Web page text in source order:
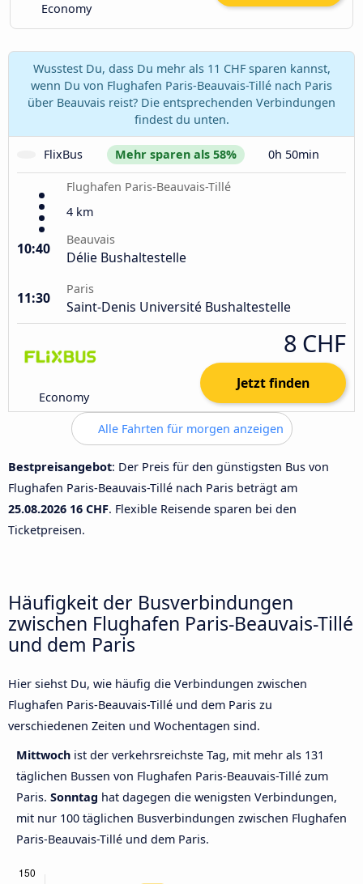
Economy
Wusstest Du, dass Du mehr als 11 CHF sparen kannst,
wenn Du von Flughafen Paris-Beauvais-Tillé nach Paris
über Beauvais reist? Die entsprechenden Verbindungen
findest du unten.
FlixBus Mehr sparen als 58% 0h 50min
Flughafen Paris-Beauvais-Tillé
4 km
10:40
Beauvais
Délie Bushaltestelle
11:30
Paris
Saint-Denis Université Bushaltestelle
Economy
8 CHF
Jetzt finden
Alle Fahrten für morgen anzeigen
Bestpreisangebot: Der Preis für den günstigsten Bus von
Flughafen Paris-Beauvais-Tillé nach Paris beträgt am
25.08.2026 16 CHF. Flexible Reisende sparen bei den
Ticketpreisen.
Häufigkeit der Busverbindungen
zwischen Flughafen Paris-Beauvais-Tillé
und dem Paris
Hier siehst Du, wie häufig die Verbindungen zwischen
Flughafen Paris-Beauvais-Tillé und dem Paris zu
verschiedenen Zeiten und Wochentagen sind.
Mittwoch ist der verkehrsreichste Tag, mit mehr als 131
täglichen Bussen von Flughafen Paris-Beauvais-Tillé zum
Paris. Sonntag hat dagegen die wenigsten Verbindungen,
mit nur 100 täglichen Busverbindungen zwischen Flughafen
Paris-Beauvais-Tillé und dem Paris.